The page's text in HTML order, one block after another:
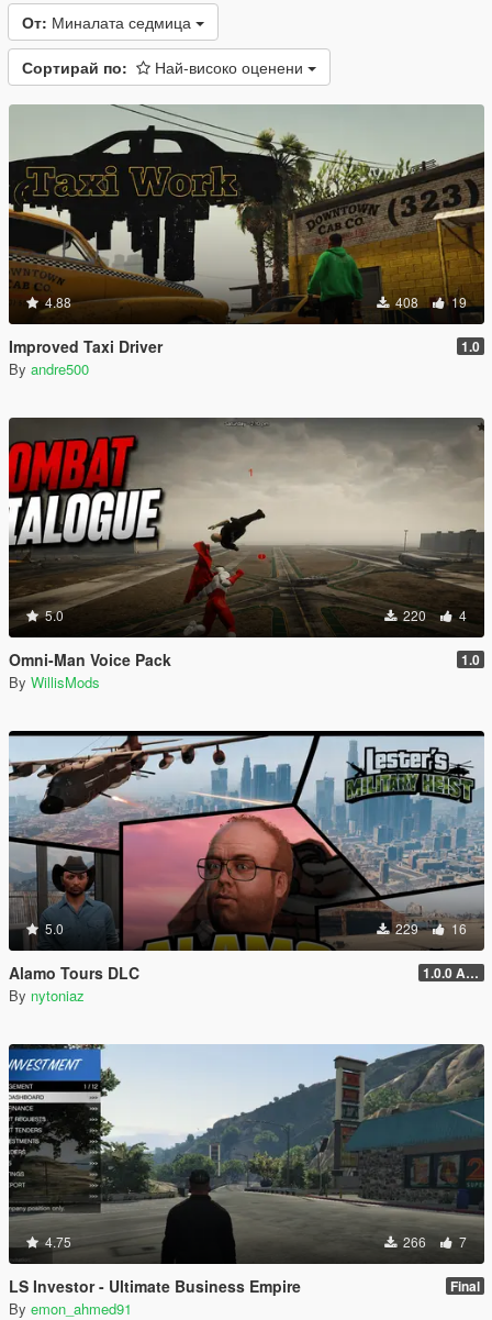
От: Миналата седмица
Сортирай по: Най-високо оценени
4.88 408 19
Improved Taxi Driver 1.0
By andre500
5.0 220 4
Omni-Man Voice Pack 1.0
By WillisMods
5.0 229 16
Alamo Tours DLC 1.0.0 Alpha
By nytoniaz
4.75 266 7
LS Investor - Ultimate Business Empire Final
By emon_ahmed91